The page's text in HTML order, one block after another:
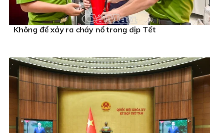
Không để xảy ra cháy nổ trong dịp Tết